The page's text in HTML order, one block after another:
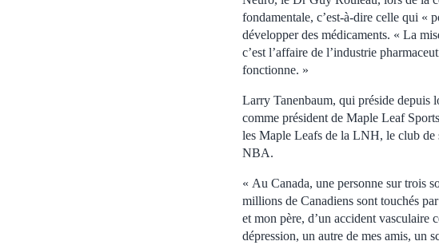
fondamentale, c’est-à-dire celle qui «
développer des médicaments. « La
c’est l’affaire de l’industrie
fonctionne. »
Larry Tanenbaum, qui préside depuis
comme président de Maple Leaf
les Maple Leafs de la LNH, le club de
NBA.
« Au Canada, une personne sur trois
millions de Canadiens sont touchés
et mon père, d’un accident vasculaire
dépression, un autre de mes amis, un